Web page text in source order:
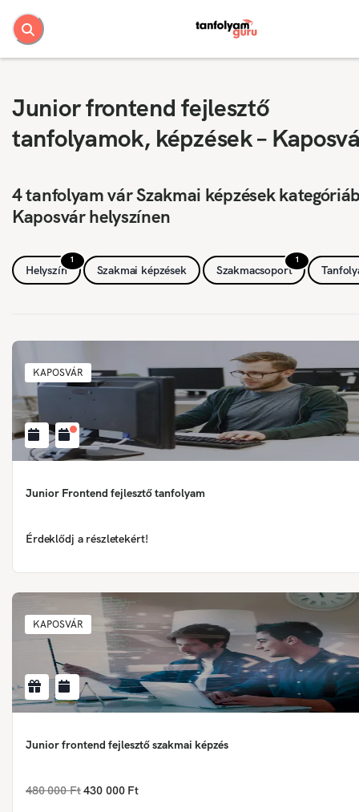
Junior frontend fejlesztő
tanfolyamok, képzések –
4 tanfolyam vár Szakmai képzések
Kaposvár helyszínen
1
Helyszín Szakmai képzések
1
Szakmacsoport
KAPOSVÁR
Junior Frontend fejlesztő tanfolyam
Érdeklődj a részletekért!
KAPOSVÁR
Junior frontend fejlesztő szakmai képzés
480 000 Ft 430 000 Ft